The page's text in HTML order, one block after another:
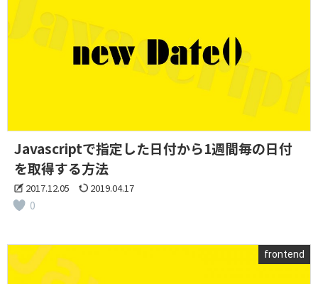
Javascriptで指定した日付から1週間毎の日付
を取得する方法
2017.12.05 2019.04.17
0
frontend